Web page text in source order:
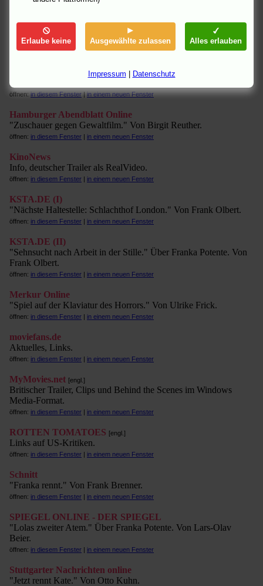
"Sie leben nach über einem Jahr in Los Angeles wieder in
Berlin." Interview mit Franka Potente. Von Hili Ingenhoven.
öffnen:in diesem Fenster |in einem neuen Fenster
General-Anzeiger Online - Bonn
Kritik von Bärbel Schnell.
öffnen:in diesem Fenster|in einem neuen Fenster
Hamburger Abendblatt Online
"Zuschauer gegen Gewaltfilm." Von Birgit Reuther.
öffnen: in diesem Fenster | in einem neuen Fenster
KinoNews
Info, deutscher Trailer als RealVideo.
öffnen: in diesem Fenster | in einem neuen Fenster
KSTA.DE (I)
"Nächste Haltestelle: Schlachthof London." Von Frank Olbert.
öffnen: in diesem Fenster | in einem neuen Fenster
KSTA.DE (II)
"Sehnsucht nach Arbeit in der Stille." Über Franka Potente. Von
Frank Olbert.
öffnen: in diesem Fenster | in einem neuen Fenster
Merkur Online
"Spiel auf der Klaviatur des Horrors." Von Ulrike Frick.
öffnen: in diesem Fenster | in einem neuen Fenster
moviefans.de
Aktuelles, Links.
öffnen: in diesem Fenster | in einem neuen Fenster
MyMovies.net [engl.]
Britischer Trailer, Clips und Behind the Scenes im Windows
Media-Format.
öffnen: in diesem Fenster | in einem neuen Fenster
ROTTEN TOMATOES [engl.]
Links auf US-Kritiken.
öffnen: in diesem Fenster | in einem neuen Fenster
Schnitt
"Franka rennt." Von Frank Brenner.
öffnen: in diesem Fenster | in einem neuen Fenster
SPIEGEL ONLINE - DER SPIEGEL
"Lolas zweiter Atem." Über Franka Potente. Von Lars-Olav
Beier.
öffnen: in diesem Fenster | in einem neuen Fenster
Stuttgarter Nachrichten online
"Jetzt rennt Kate." Von Otto Kuhn.
Erlaube keine Ausgewählte zulassen Alles erlauben
Impressum Datenschutz